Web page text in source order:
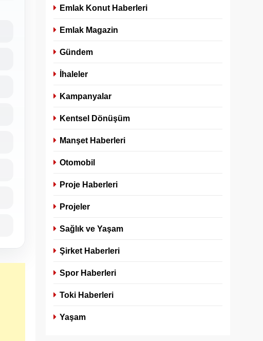
Emlak Konut Haberleri
Emlak Magazin
Gündem
İhaleler
Kampanyalar
Kentsel Dönüşüm
Manşet Haberleri
Otomobil
Proje Haberleri
Projeler
Sağlık ve Yaşam
Şirket Haberleri
Spor Haberleri
Toki Haberleri
Yaşam